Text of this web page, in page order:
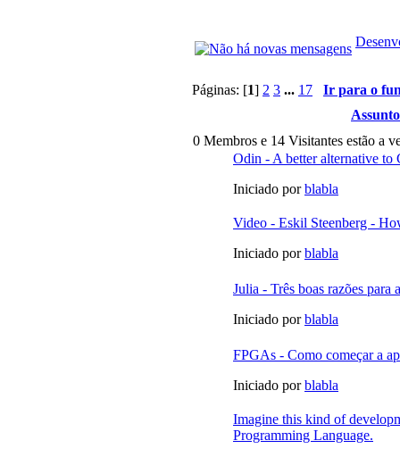
Páginas: [1] 2 3 ... 17
Ir para o
Assunto
0 Membros e 14 Visitantes estão a
Odin - A better alternative to
Iniciado porblabla
Video - Eskil Steenberg -
Iniciado porblabla
Julia - Três boas razões para
Iniciado porblabla
FPGAs - Como começar a
Iniciado porblabla
Imagine this kind of
Programming Language.